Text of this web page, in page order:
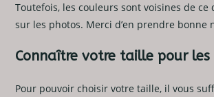
Toutefois, les couleurs sont voisines de ce
sur les photos. Merci d’en prendre bonne
Connaître votre taille pour les
Pour pouvoir choisir votre taille, il vous